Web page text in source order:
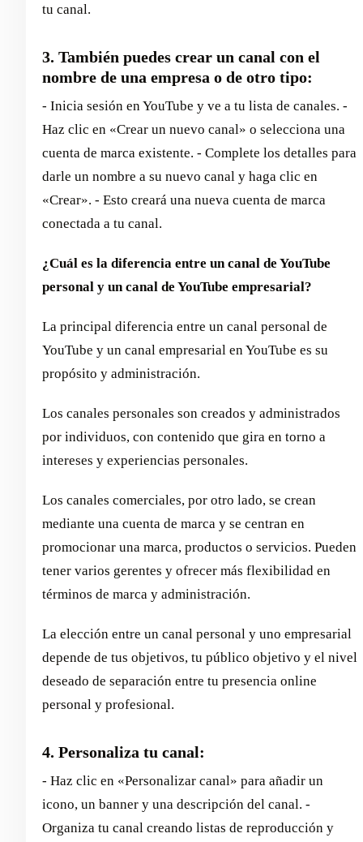
tu canal.
3. También puedes crear un canal con el
nombre de una empresa o de otro tipo:
- Inicia sesión en YouTube y ve a tu lista de canales. -
Haz clic en «Crear un nuevo canal» o selecciona una
cuenta de marca existente. - Complete los detalles para
darle un nombre a su nuevo canal y haga clic en
«Crear». - Esto creará una nueva cuenta de marca
conectada a tu canal.
¿Cuál es la diferencia entre un canal de YouTube
personal y un canal de YouTube empresarial?
La principal diferencia entre un canal personal de
YouTube y un canal empresarial en YouTube es su
propósito y administración.
Los canales personales son creados y administrados
por individuos, con contenido que gira en torno a
intereses y experiencias personales.
Los canales comerciales, por otro lado, se crean
mediante una cuenta de marca y se centran en
promocionar una marca, productos o servicios. Pueden
tener varios gerentes y ofrecer más flexibilidad en
términos de marca y administración.
La elección entre un canal personal y uno empresarial
depende de tus objetivos, tu público objetivo y el nivel
deseado de separación entre tu presencia online
personal y profesional.
4. Personaliza tu canal:
- Haz clic en «Personalizar canal» para añadir un
icono, un banner y una descripción del canal. -
Organiza tu canal creando listas de reproducción y